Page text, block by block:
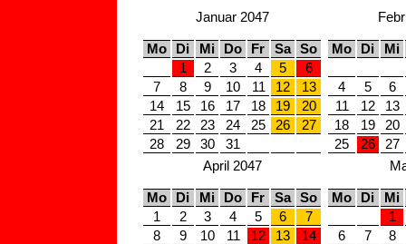
Januar 2047
Mo Di Mi Do Fr Sa
So
1
2 3 4 5
6
7
8 9 10 11 12
13
14
15 16 17 18 19
20
21
22 23 24 25 26
27
28
29 30 31
Mo Di Mi
4 5
6
11
12
13
18
19
20
25
26
27
April 2047
Mo Di Mi Do Fr Sa
So
1
2 3 4 5 6
7
8
9 10 11 12 13
14
Mo Di
Mi
1
6
7
8